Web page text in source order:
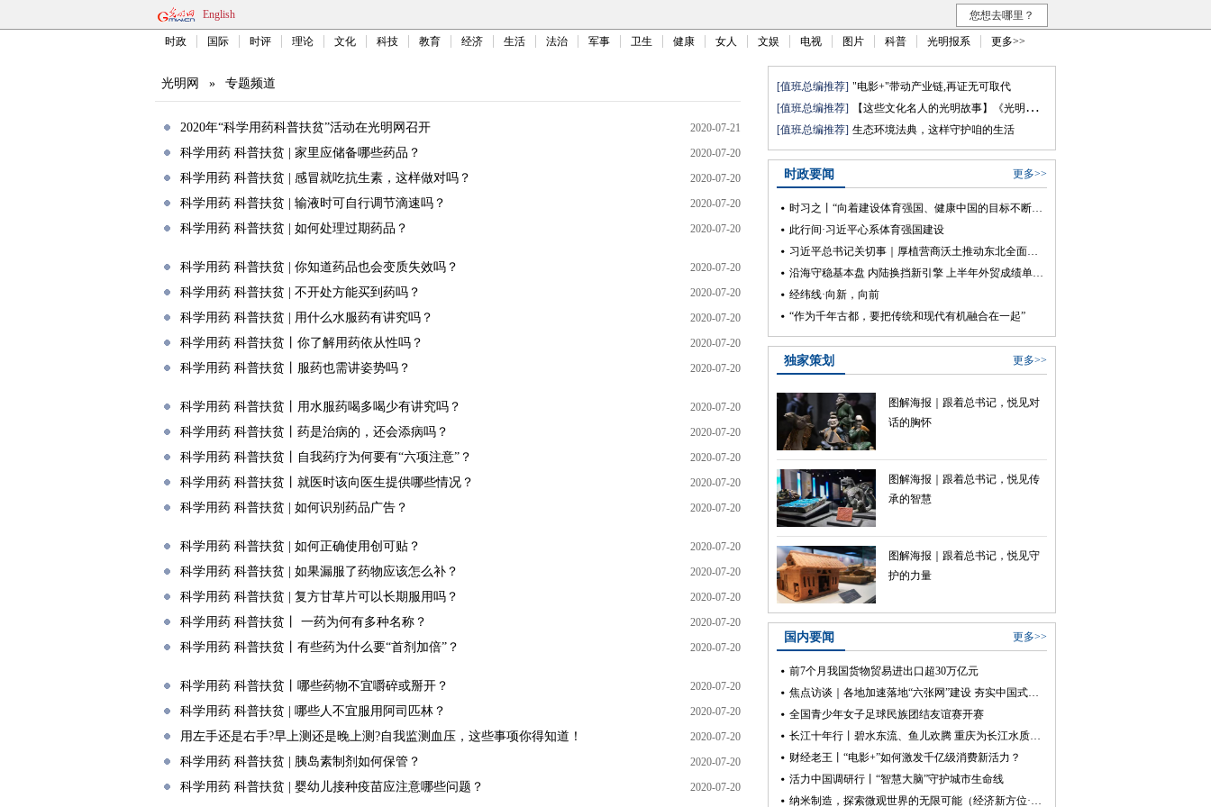
English 您想去哪里？
时政 国际 时评 理论 文化 科技 教育 经济 生活 法治 军事 卫生 健康 女人 文娱 电视 图片 科普 光明报系 更多>>
光明网 » 专题频道
2020年“科学用药科普扶贫”活动在光明网召开 2020-07-21
科学用药 科普扶贫 | 家里应储备哪些药品？ 2020-07-20
科学用药 科普扶贫 | 感冒就吃抗生素，这样做对吗？ 2020-07-20
科学用药 科普扶贫 | 输液时可自行调节滴速吗？ 2020-07-20
科学用药 科普扶贫 | 如何处理过期药品？ 2020-07-20
科学用药 科普扶贫 | 你知道药品也会变质失效吗？ 2020-07-20
科学用药 科普扶贫 | 不开处方能买到药吗？ 2020-07-20
科学用药 科普扶贫 | 用什么水服药有讲究吗？ 2020-07-20
科学用药 科普扶贫丨你了解用药依从性吗？ 2020-07-20
科学用药 科普扶贫丨服药也需讲姿势吗？ 2020-07-20
科学用药 科普扶贫丨用水服药喝多喝少有讲究吗？ 2020-07-20
科学用药 科普扶贫丨药是治病的，还会添病吗？ 2020-07-20
科学用药 科普扶贫丨自我药疗为何要有“六项注意”？ 2020-07-20
科学用药 科普扶贫丨就医时该向医生提供哪些情况？ 2020-07-20
科学用药 科普扶贫 | 如何识别药品广告？ 2020-07-20
科学用药 科普扶贫 | 如何正确使用创可贴？ 2020-07-20
科学用药 科普扶贫 | 如果漏服了药物应该怎么补？ 2020-07-20
科学用药 科普扶贫 | 复方甘草片可以长期服用吗？ 2020-07-20
科学用药 科普扶贫丨 一药为何有多种名称？ 2020-07-20
科学用药 科普扶贫丨有些药为什么要“首剂加倍”？ 2020-07-20
科学用药 科普扶贫丨哪些药物不宜嚼碎或掰开？ 2020-07-20
科学用药 科普扶贫 | 哪些人不宜服用阿司匹林？ 2020-07-20
用左手还是右手?早上测还是晚上测?自我监测血压，这些事项你得知道！ 2020-07-20
科学用药 科普扶贫 | 胰岛素制剂如何保管？ 2020-07-20
科学用药 科普扶贫 | 婴幼儿接种疫苗应注意哪些问题？ 2020-07-20